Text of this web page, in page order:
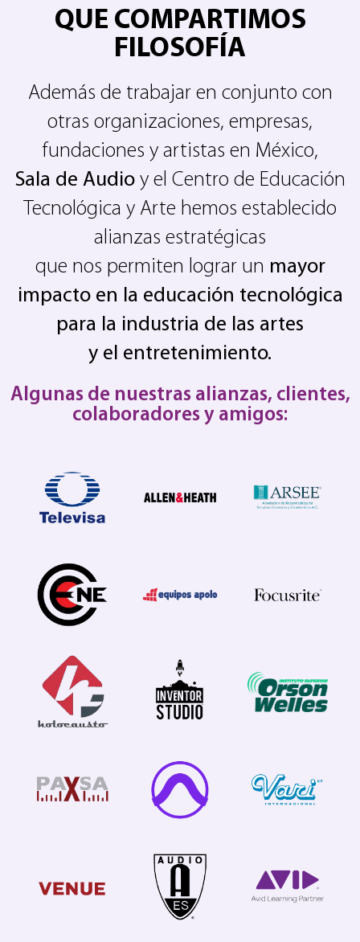
QUE COMPARTIMOS
FILOSOFÍA
Además de trabajar en conjunto con
otras organizaciones, empresas,
fundaciones y artistas en México,
Sala de Audio y el Centro de Educación
Tecnológica y Arte hemos establecido
alianzas estratégicas
que nos permiten lograr un mayor
impacto en la educación tecnológica
para la industria de las artes
y el entretenimiento.
Algunas de nuestras alianzas, clientes,
colaboradores y amigos: